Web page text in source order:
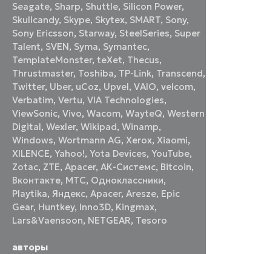
Seagate, Sharp, Shuttle, Silicon Power,
Skullcandy, Skype, Skytex, SMART, Sony,
Sony Ericsson, Starway, SteelSeries, Super
Talent, SVEN, Syma, Symantec,
TemplateMonster,teXet, Thecus,
Thrustmaster, Toshiba, TP-Link, Transcend,
Twitter, Uber, uCoz, Upvel,VAIO,velcom,
Verbatim,Vertu,VIA Technologies,
ViewSonic,Vivo,Wacom,WayteQ,Western
Digital,Wexler,Wikipad,Winamp,
Windows,Wortmann AG,Xerox,Xiaomi,
XILENCE,Yahoo!,Yota Devices,YouTube,
Zotac, ZTE,Аpacer,АК-Системс, Вitcoin,
Вконтакте, МТС, Одноклассники,
Playtika, Яндекс,Apacer,Aresze, Epic
Gear, Huntkey, Inno3D, Kingmax,
Lars&Vaensoon, NETGEAR, Tesoro
авторы